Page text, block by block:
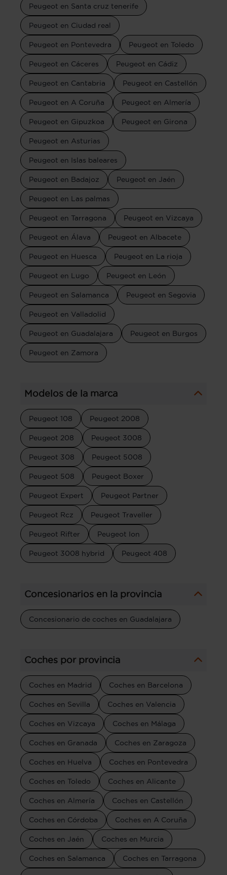
Peugeot en Santa cruz tenerife
Peugeot en Ciudad real
Peugeot en Pontevedra Peugeot en Toledo
Peugeot en Cáceres Peugeot en Cádiz
Peugeot en Cantabria Peugeot en Castellón
Peugeot en A Coruña Peugeot en Almería
Peugeot en Gipuzkoa Peugeot en Girona
Peugeot en Asturias
Peugeot en Islas baleares
Peugeot en Badajoz Peugeot en Jaén
Peugeot en Las palmas
Peugeot en Tarragona Peugeot en Vizcaya
Peugeot en Álava Peugeot en Albacete
Peugeot en Huesca Peugeot en La rioja
Peugeot en Lugo Peugeot en León
Peugeot en Salamanca Peugeot en Segovia
Peugeot en Valladolid
Peugeot en Guadalajara Peugeot en Burgos
Peugeot en Zamora
Modelos de la marca
Peugeot 108 Peugeot 2008
Peugeot 208 Peugeot 3008
Peugeot 308 Peugeot 5008
Peugeot 508 Peugeot Boxer
Peugeot Expert Peugeot Partner
Peugeot Rcz Peugeot Traveller
Peugeot Rifter Peugeot Ion
Peugeot 3008 hybrid Peugeot 408
Concesionarios en la provincia
Concesionario de coches en Guadalajara
Coches por provincia
Coches en Madrid Coches en Barcelona
Coches en Sevilla Coches en Valencia
Coches en Vizcaya Coches en Málaga
Coches en Granada Coches en Zaragoza
Coches en Huelva Coches en Pontevedra
Coches en Toledo Coches en Alicante
Coches en Almería Coches en Castellón
Coches en Córdoba Coches en A Coruña
Coches en Jaén Coches en Murcia
Coches en Salamanca Coches en Tarragona